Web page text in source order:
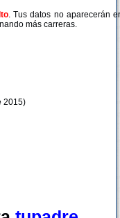
. Tus datos no aparecerán
más carreras.
2015)